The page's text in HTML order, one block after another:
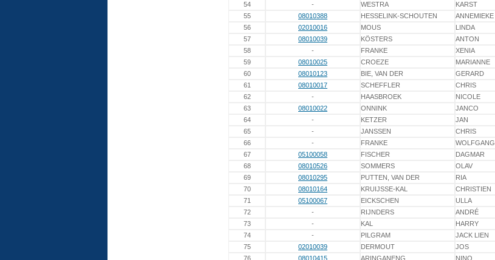
54
- WESTRA KARST
55
08010388 HESSELINK-SCHOUTEN ANNEMIEKE
56
02010016 MOUS LINDA
57
08010039 KÖSTERS ANTON
58
- FRANKE XENIA
59
08010025 CROEZE MARIANNE
60
08010123 BIE, VAN DER GERARD
61
08010017 SCHEFFLER CHRIS
62
- HAASBROEK NICOLE
63
08010022 ONNINK JANCO
64
- KETZER JAN
65
- JANSSEN CHRIS
66
- FRANKE WOLFGANG
67
05100058 FISCHER DAGMAR
68
08010526 SOMMERS OLAV
69
08010295 PUTTEN, VAN DER RIA
70
08010164 KRUIJSSE-KAL CHRISTIEN
71
05100067 EICKSCHEN ULLA
72
- RIJNDERS ANDRÉ
73
- KAL HARRY
74
- PILGRAM JACK LIEN
75
02010039 DERMOUT JOS
76
08010415 ARINGANENG NINO